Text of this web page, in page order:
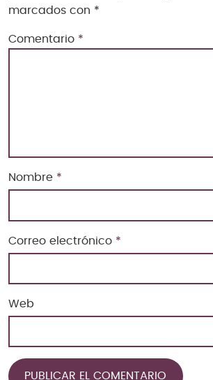
marcados con *
Comentario *
Nombre *
Correo electrónico *
Web